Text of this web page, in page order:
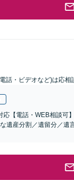
話・ビデオなど)は応相
応【電話・WEB相談
遺産分割／遺留分／